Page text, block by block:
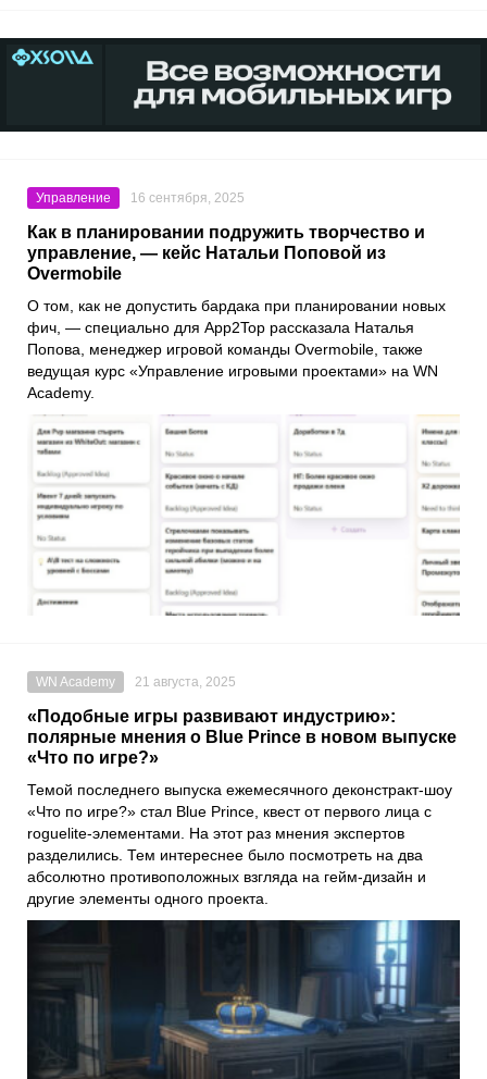
Управление 16 сентября, 2025
Как в планировании подружить творчество и
управление, — кейс Натальи Поповой из
Overmobile
О том, как не допустить бардака при планировании новых
фич, — специально для App2Top рассказала Наталья
Попова, менеджер игровой команды Overmobile, также
ведущая курс «Управление игровыми проектами» на WN
Academy.
WN Academy 21 августа, 2025
«Подобные игры развивают индустрию»:
полярные мнения о Blue Prince в новом выпуске
«Что по игре?»
Темой последнего выпуска ежемесячного деконстракт-шоу
«Что по игре?» стал Blue Prince, квест от первого лица с
roguelite-элементами. На этот раз мнения экспертов
разделились. Тем интереснее было посмотреть на два
абсолютно противоположных взгляда на гейм-дизайн и
другие элементы одного проекта.